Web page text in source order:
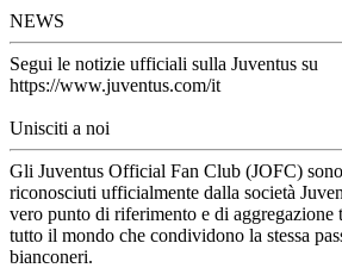
NEWS
Segui le notizie ufficiali sulla Juventus su
https://www.juventus.com/it
Unisciti a noi
Gli Juventus Official Fan Club (JOFC)
riconosciuti ufficialmente dalla società
vero punto di riferimento e di
tutto il mondo che condividono la stessa
bianconeri.